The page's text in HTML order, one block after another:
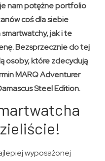
nam potężne portfolio
coś dla siebie
jak i te
Bezsprzecznie do tej
osoby, które zdecydują
MARQ Adventurer
Steel Edition.
wyposażonej